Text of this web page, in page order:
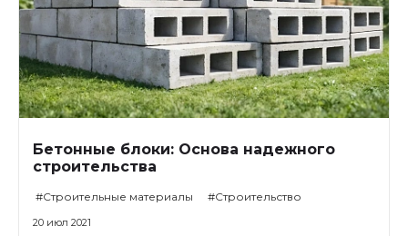
Бетонные блоки: Основа надежного
строительства
#Строительные материалы #Строительство
20 июл 2021